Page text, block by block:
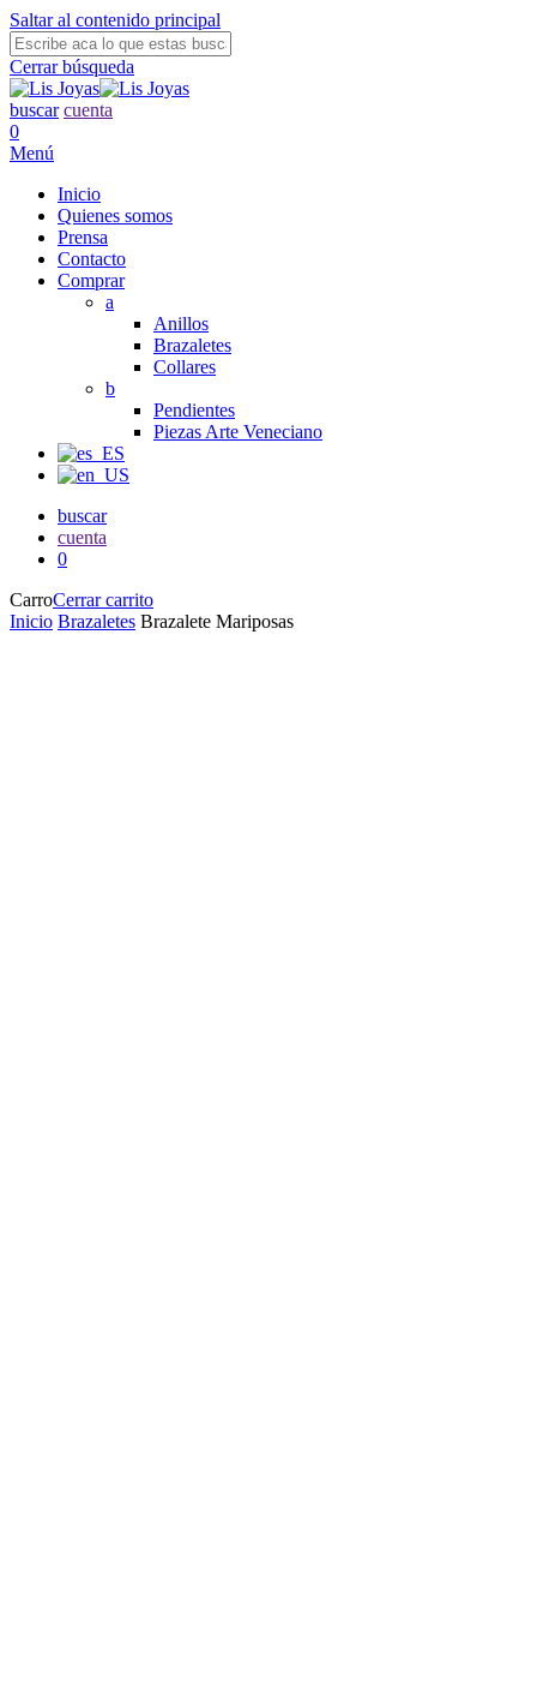
Saltar al contenido principal
Cerrar búsqueda
buscar cuenta
0
Menú
Inicio
Quienes somos
Prensa
Contacto
Comprar
a
Anillos
Brazaletes
Collares
b
Pendientes
Piezas Arte Veneciano
buscar
cuenta
0
CarroCerrar carrito
Inicio Brazaletes Brazalete Mariposas